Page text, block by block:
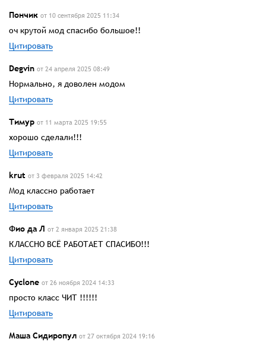
Пончик от 10 сентября 2025 11:34
оч крутой мод спасибо большое!!
Цитировать
Degvin от 24 апреля 2025 08:49
Нормально, я доволен модом
Цитировать
Тимур от 11 марта 2025 19:55
хорошо сделали!!!
Цитировать
krut от 3 февраля 2025 14:42
Мод классно работает
Цитировать
Фио да Л от 2 января 2025 21:38
КЛАССНО ВСЁ РАБОТАЕТ СПАСИБО!!!
Цитировать
Cyclone от 26 ноября 2024 14:33
просто класс ЧИТ !!!!!!
Цитировать
Маша Сидиропул от 27 октября 2024 19:16